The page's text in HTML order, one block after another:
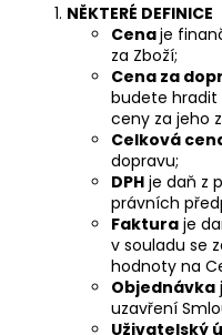
NĚKTERÉ DEFINICE
Cenaje
za Zboží;
Cena za
budete hradit
ceny za jeho
Celková
dopravu;
DPH je daň z
právních
Faktura je
v souladu se
hodnoty na
Objednávka
uzavření
Uživatelský